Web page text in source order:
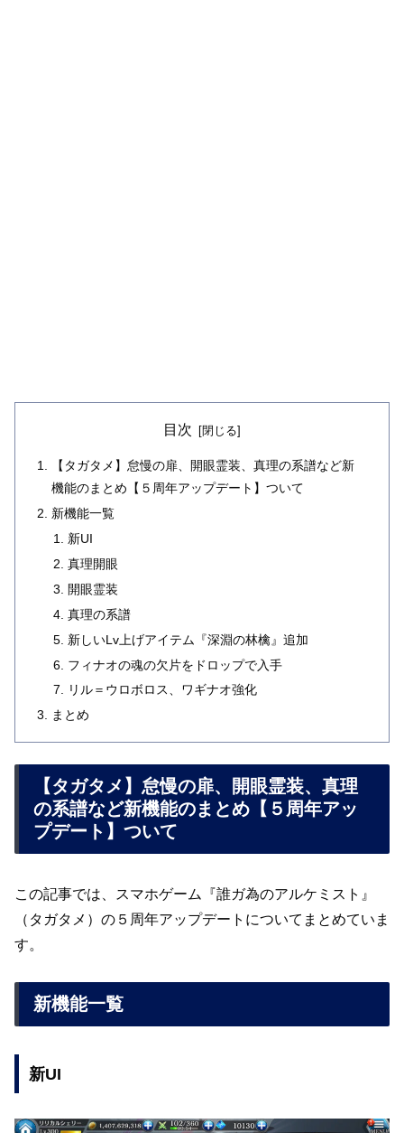
目次
【タガタメ】怠慢の扉、開眼霊装、真理の系譜など新
機能のまとめ【５周年アップデート】ついて
新機能一覧
新UI
真理開眼
開眼霊装
真理の系譜
新しいLv上げアイテム『深淵の林檎』追加
フィナオの魂の欠片をドロップで入手
リル＝ウロボロス、ワギナオ強化
まとめ
【タガタメ】怠慢の扉、開眼霊装、真理
の系譜など新機能のまとめ【５周年アッ
プデート】ついて
この記事では、スマホゲーム『誰ガ為のアルケミスト』
（タガタメ）の５周年アップデートについてまとめていま
す。
新機能一覧
新UI